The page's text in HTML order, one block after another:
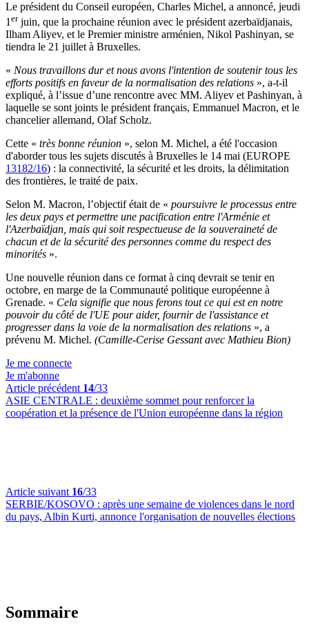
Le président du Conseil européen, Charles Michel, a annoncé, jeudi
1 erjuin, que la prochaine réunion avec le président azerbaïdjanais,
Ilham Aliyev, et le Premier ministre arménien, Nikol Pashinyan, se
tiendra le 21 juillet à Bruxelles.
« Nous travaillons dur et nous avons l'intention de soutenir tous les
efforts positifs en faveur de la normalisation des relations », a-t-il
expliqué, à l’issue d’une rencontre avec MM. Aliyev et Pashinyan, à
laquelle se sont joints le président français, Emmanuel Macron, et le
chancelier allemand, Olaf Scholz.
Cette « très bonne réunion », selon M. Michel, a été l'occasion
d'aborder tous les sujets discutés à Bruxelles le 14 mai (EUROPE
13182/16) : la connectivité, la sécurité et les droits, la délimitation
des frontières, le traité de paix.
Selon M. Macron, l’objectif était de « poursuivre le processus entre
les deux pays et permettre une pacification entre l'Arménie et
l'Azerbaïdjan, mais qui soit respectueuse de la souveraineté de
chacun et de la sécurité des personnes comme du respect des
minorités ».
Une nouvelle réunion dans ce format à cinq devrait se tenir en
octobre, en marge de la Communauté politique européenne à
Grenade. « Cela signifie que nous ferons tout ce qui est en notre
pouvoir du côté de l'UE pour aider, fournir de l'assistance et
progresser dans la voie de la normalisation des relations », a
prévenu M. Michel. (Camille-Cerise Gessant avec Mathieu Bion)
Je me connecte
Je m'abonne
Article précédent 14/33
ASIE CENTRALE : deuxième sommet pour renforcer la
coopération et la présence de l'Union européenne dans la région
Article suivant 16/33
SERBIE/KOSOVO : après une semaine de violences dans le nord
du pays, Albin Kurti, annonce l'organisation de nouvelles élections
Sommaire